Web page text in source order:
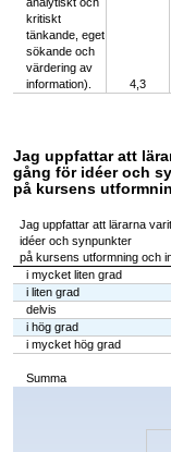
kritiskt
tänkande, eget
sökande och
värdering av
information).
4,3
Jag uppfattar att
gång för idéer och
på kursens
Jag uppfattar att lärarna
idéer och synpunkter
på kursens utformning och
i mycket liten grad
i liten grad
delvis
i hög grad
i mycket hög grad
Summa
Chart
The chart has 1 X axis